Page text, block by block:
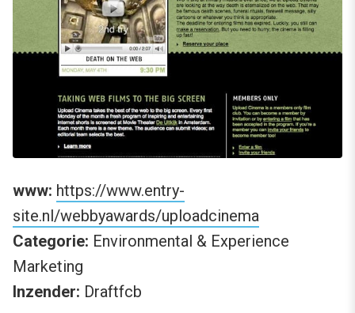
www: https://www.entry-
site.nl/webbyawards/uploadcinema
Categorie: Environmental & Experience
Marketing
Inzender: Draftfcb